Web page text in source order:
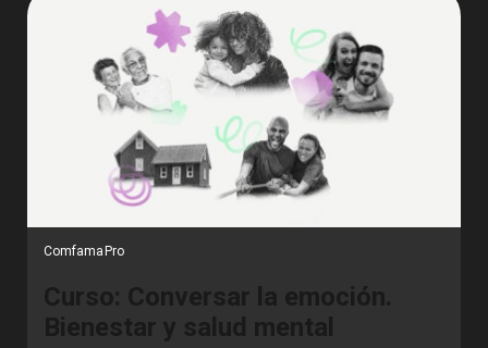
ComfamaPro
Curso: Conversar la emoción.
Bienestar y salud mental